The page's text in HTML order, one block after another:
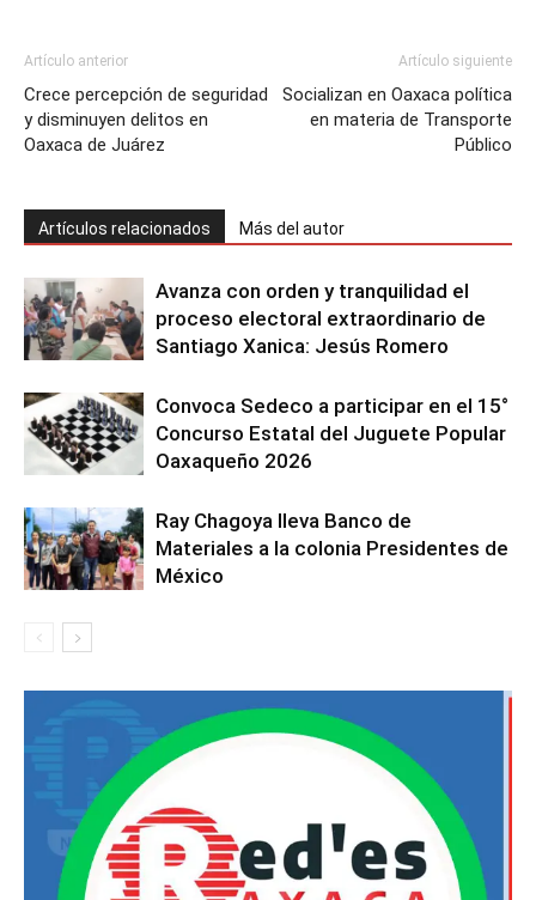
Artículo anterior
Crece percepción de seguridad
y disminuyen delitos en
Oaxaca de Juárez
Artículo siguiente
Socializan en Oaxaca política
en materia de Transporte
Público
Artículos relacionados Más del autor
Avanza con orden y tranquilidad el
proceso electoral extraordinario de
Santiago Xanica: Jesús Romero
Convoca Sedeco a participar en el 15°
Concurso Estatal del Juguete Popular
Oaxaqueño 2026
Ray Chagoya lleva Banco de
Materiales a la colonia Presidentes de
México